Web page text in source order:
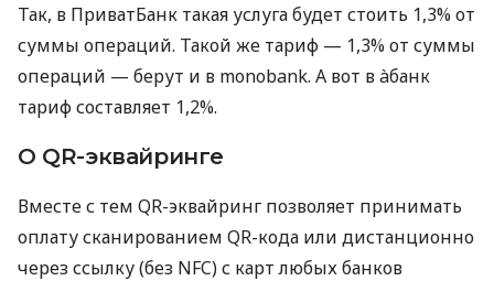
Так, в ПриватБанк такая услуга будет стоить 1,3% от
суммы операций. Такой же тариф — 1,3% от суммы
операций — берут и в monobank. А вот в àбанк
тариф составляет 1,2%.
О QR-эквайринге
Вместе с тем QR-эквайринг позволяет принимать
оплату сканированием QR-кода или дистанционно
через ссылку (без NFC) с карт любых банков